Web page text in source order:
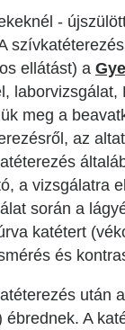
-
ellátást) a
laborvizsgálat,
meg a
az
a vizsgálatra
során a
katétert
és
után
ébrednek. A